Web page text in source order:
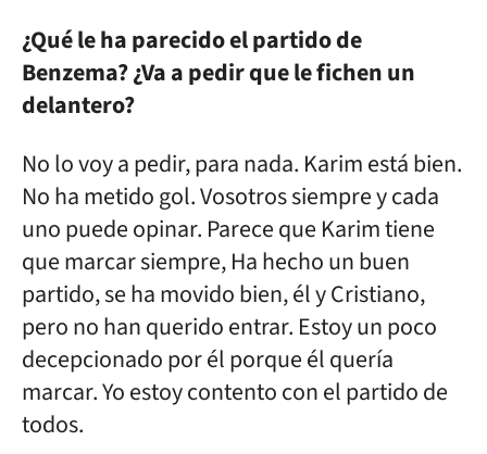
¿Qué le ha parecido el partido de
Benzema? ¿Va a pedir que le fichen un
delantero?
No lo voy a pedir, para nada. Karim está bien.
No ha metido gol. Vosotros siempre y cada
uno puede opinar. Parece que Karim tiene
que marcar siempre, Ha hecho un buen
partido, se ha movido bien, él y Cristiano,
pero no han querido entrar. Estoy un poco
decepcionado por él porque él quería
marcar. Yo estoy contento con el partido de
todos.